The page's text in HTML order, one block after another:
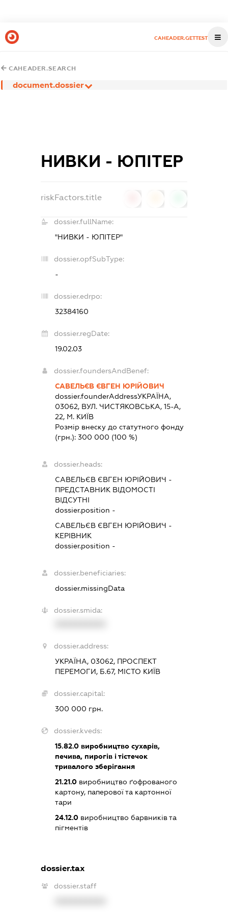
CAHEADER.GETTEST
CAHEADER.SEARCH
document.dossier
НИВКИ - ЮПІТЕР
riskFactors.title
dossier.fullName:
"НИВКИ - ЮПІТЕР"
dossier.opfSubType:
-
dossier.edrpo:
32384160
dossier.regDate:
19.02.03
dossier.foundersAndBenef:
САВЕЛЬЄВ ЄВГЕН ЮРІЙОВИЧ
dossier.founderAddressУКРАЇНА,
03062, ВУЛ. ЧИСТЯКОВСЬКА, 15-А,
22, М. КИЇВ
Розмір внеску до статутного фонду
(грн.):300 000 (100 %)
dossier.heads:
САВЕЛЬЄВ ЄВГЕН ЮРІЙОВИЧ -
ПРЕДСТАВНИК ВІДОМОСТІ
ВІДСУТНІ
dossier.position -
САВЕЛЬЄВ ЄВГЕН ЮРІЙОВИЧ -
КЕРІВНИК
dossier.position -
dossier.beneficiaries:
dossier.missingData
dossier.smida:
dossier.address:
УКРАЇНА, 03062, ПРОСПЕКТ
ПЕРЕМОГИ, Б.67, МІСТО КИЇВ
dossier.capital:
300 000 грн.
dossier.kveds:
15.82.0 виробництво сухарів,
печива, пирогів і тістечок
тривалого зберігання
21.21.0 виробництво ґофрованого
картону, паперової та картонної
тари
24.12.0 виробництво барвників та
пігментів
dossier.tax
dossier.staff